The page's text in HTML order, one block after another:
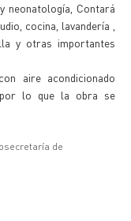
neonatología, Contará
cocina, lavandería ,
y otras importantes
aire acondicionado
lo que la obra se
de